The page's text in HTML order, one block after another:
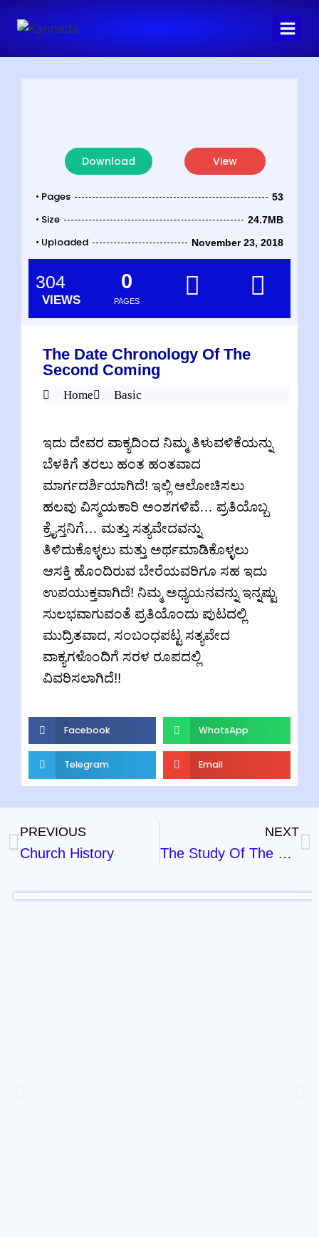
Download View
• Pages 53
• Size 24.7MB
• Uploaded November 23, 2018
304
VIEWS PAGES
0
The Date Chronology Of The
Second Coming
Home Basic
ಇದು ದೇವರ ವಾಕ್ಯದಿಂದ ನಿಮ್ಮ ತಿಳುವಳಿಕೆಯನ್ನು
ಬೆಳಕಿಗೆ ತರಲು ಹಂತ ಹಂತವಾದ
ಮಾರ್ಗದರ್ಶಿಯಾಗಿದೆ! ಇಲ್ಲಿ ಆಲೋಚಿಸಲು
ಹಲವು ವಿಸ್ಮಯಕಾರಿ ಅಂಶಗಳಿವೆ… ಪ್ರತಿಯೊಬ್ಬ
ಕ್ರೈಸ್ತನಿಗೆ… ಮತ್ತು ಸತ್ಯವೇದವನ್ನು
ತಿಳಿದುಕೊಳ್ಳಲು ಮತ್ತು ಅರ್ಥಮಾಡಿಕೊಳ್ಳಲು
ಆಸಕ್ತಿ ಹೊಂದಿರುವ ಬೇರೆಯವರಿಗೂ ಸಹ ಇದು
ಉಪಯುಕ್ತವಾಗಿದೆ! ನಿಮ್ಮ ಅಧ್ಯಯನವನ್ನು ಇನ್ನಷ್ಟು
ಸುಲಭವಾಗುವಂತೆ ಪ್ರತಿಯೊಂದು ಪುಟದಲ್ಲಿ
ಮುದ್ರಿತವಾದ, ಸಂಬಂಧಪಟ್ಟ ಸತ್ಯವೇದ
ವಾಕ್ಯಗಳೊಂದಿಗೆ ಸರಳ ರೂಪದಲ್ಲಿ
ವಿವರಿಸಲಾಗಿದೆ!!
Facebook WhatsApp
Telegram Email
PREVIOUS
Church History
NEXT
The Study Of The Second Coming – Part – 2